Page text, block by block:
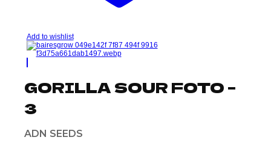
Add to wishlist
GORILLA SOUR FOTO –
3
ADN SEEDS